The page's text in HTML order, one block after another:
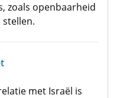
zoals openbaarheid
stellen.
met Israël is